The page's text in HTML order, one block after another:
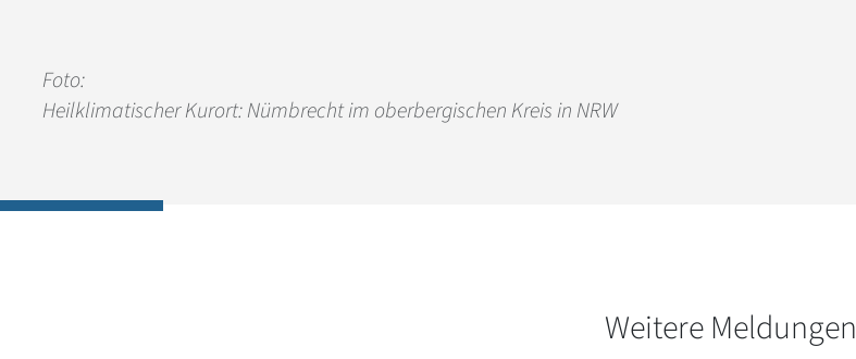
Foto:
Heilklimatischer Kurort: Nümbrecht im oberbergischen Kreis in NRW
Weitere Meldungen